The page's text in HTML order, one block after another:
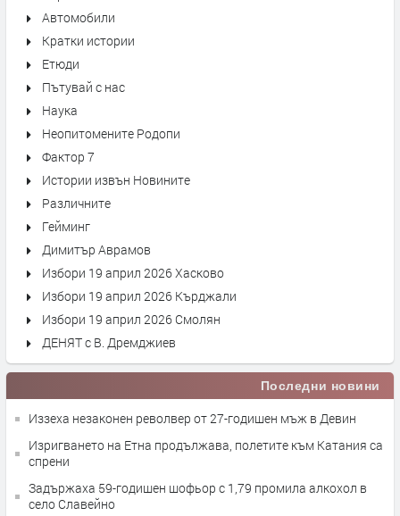
Автомобили
Кратки истории
Етюди
Пътувай с нас
Наука
Неопитомените Родопи
Фактор 7
Истории извън Новините
Различните
Гейминг
Димитър Аврамов
Избори 19 април 2026 Хасково
Избори 19 април 2026 Кърджали
Избори 19 април 2026 Смолян
ДЕНЯТ с В. Дремджиев
Последни новини
Иззеха незаконен револвер от 27-годишен мъж в Девин
Изригването на Етна продължава, полетите към Катания са
спрени
Задържаха 59-годишен шофьор с 1,79 промила алкохол в
село Славейно